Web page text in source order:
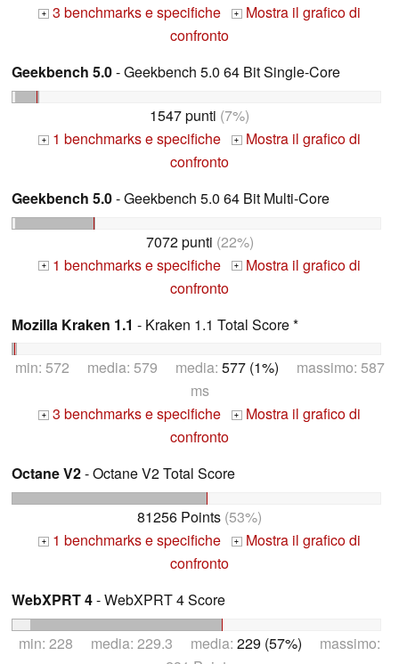
+ 3 benchmarks e specifiche + Mostra il grafico di
confronto
Geekbench 5.0- Geekbench 5.0 64 Bit Single-Core
1547 punti (7%)
+ 1 benchmarks e specifiche + Mostra il grafico di
confronto
Geekbench 5.0- Geekbench 5.0 64 Bit Multi-Core
7072 punti (22%)
+ 1 benchmarks e specifiche + Mostra il grafico di
confronto
Mozilla Kraken 1.1 - Kraken 1.1 Total Score *
min: 572 media: 579 media: 577 (1%) massimo: 587
ms
+ 3 benchmarks e specifiche + Mostra il grafico di
confronto
Octane V2- Octane V2 Total Score
81256 Points (53%)
+ 1 benchmarks e specifiche + Mostra il grafico di
confronto
WebXPRT 4- WebXPRT 4 Score
min: 228 media: 229.3 media: 229 (57%) massimo: